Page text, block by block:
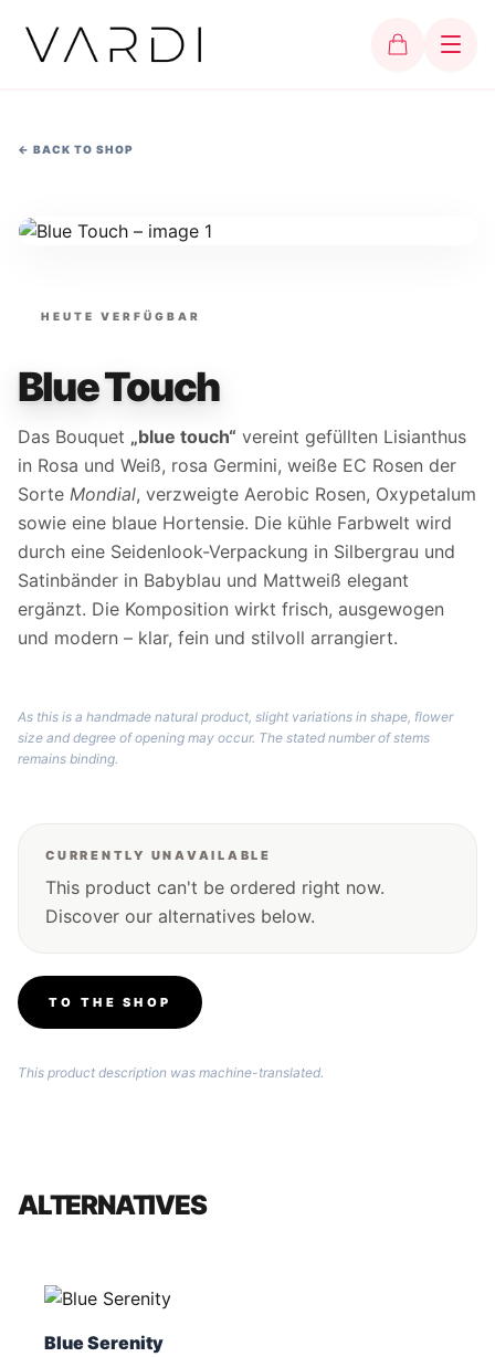
← BACK TO SHOP
HEUTE VERFÜGBAR
Blue Touch
Das Bouquet „blue touch“ vereint gefüllten Lisianthus
in Rosa und Weiß, rosa Germini, weiße EC Rosen der
Sorte Mondial, verzweigte Aerobic Rosen, Oxypetalum
sowie eine blaue Hortensie. Die kühle Farbwelt wird
durch eine Seidenlook-Verpackung in Silbergrau und
Satinbänder in Babyblau und Mattweiß elegant
ergänzt. Die Komposition wirkt frisch, ausgewogen
und modern – klar, fein und stilvoll arrangiert.
As this is a handmade natural product, slight variations in shape, flower
size and degree of opening may occur. The stated number of stems
remains binding.
CURRENTLY UNAVAILABLE
This product can't be ordered right now.
Discover our alternatives below.
TO THE SHOP
This product description was machine-translated.
ALTERNATIVES
Blue Serenity